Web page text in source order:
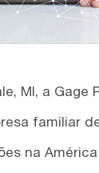
MI, a Gage
familiar
na